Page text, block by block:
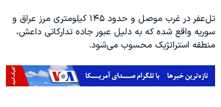
تل‌عفر در غرب موصل و حدود ۱۴۵ کیلومتری مرز عراق و
سوریه واقع شده که به دلیل عبور جاده تدارکاتی داعش،
منطقه استراتژیک محسوب می‌شود.